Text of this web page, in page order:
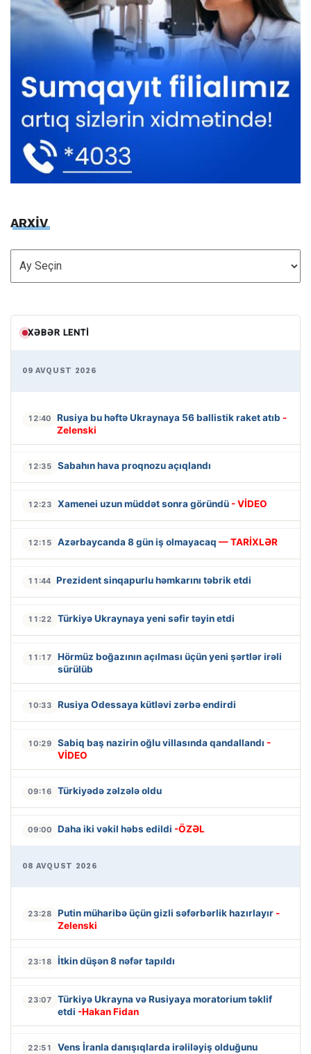
ARXİV
ARXİV
XƏBƏR LENTI
09 AVQUST 2026
12:40 Rusiya bu həftə Ukraynaya 56 ballistik raket atıb -
Zelenski
12:35 Sabahın hava proqnozu açıqlandı
12:23 Xamenei uzun müddət sonra göründü - VİDEO
12:15 Azərbaycanda 8 gün iş olmayacaq — TARİXLƏR
11:44 Prezident sinqapurlu həmkarını təbrik etdi
11:22 Türkiyə Ukraynaya yeni səfir təyin etdi
11:17
Hörmüz boğazının açılması üçün yeni şərtlər irəli
sürülüb
10:33 Rusiya Odessaya kütləvi zərbə endirdi
10:29 Sabiq baş nazirin oğlu villasında qandallandı -
VİDEO
09:16 Türkiyədə zəlzələ oldu
09:00 Daha iki vəkil həbs edildi -ÖZƏL
08 AVQUST 2026
23:28 Putin müharibə üçün gizli səfərbərlik hazırlayır -
Zelenski
23:18 İtkin düşən 8 nəfər tapıldı
23:07
Türkiyə Ukrayna və Rusiyaya moratorium təklif
etdi -Hakan Fidan
22:51
Vens İranla danışıqlarda irəliləyiş olduğunu